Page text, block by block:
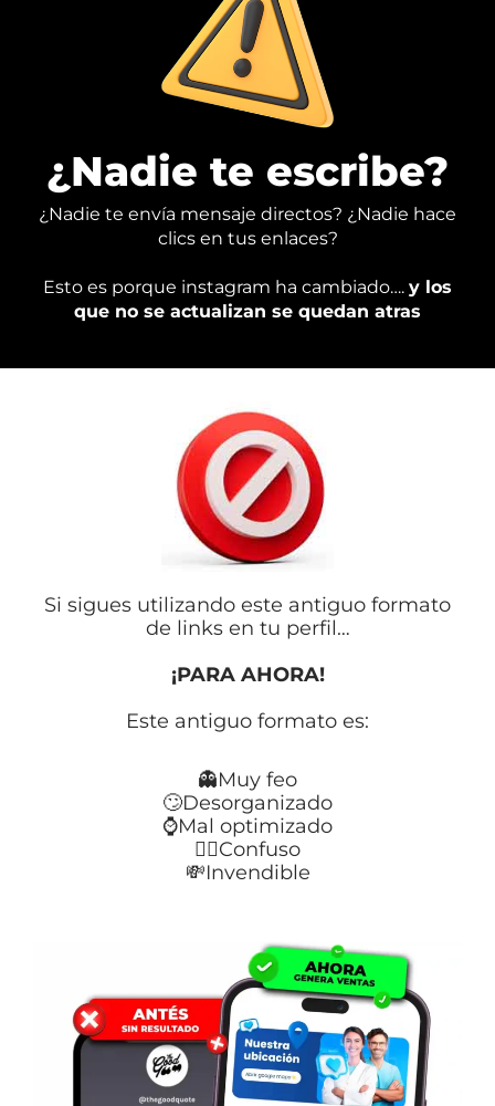
¿Nadie te escribe?
¿Nadie te envía mensaje directos? ¿Nadie hace
clics en tus enlaces?
Esto es porque instagram ha cambiado…. y los
que no se actualizan se quedan atras
Si sigues utilizando este antiguo formato
de links en tu perfil…
¡PARA AHORA!
Este antiguo formato es:
👻Muy feo
🙄Desorganizado
⌚Mal optimizado
😵‍💫Confuso
💸Invendible